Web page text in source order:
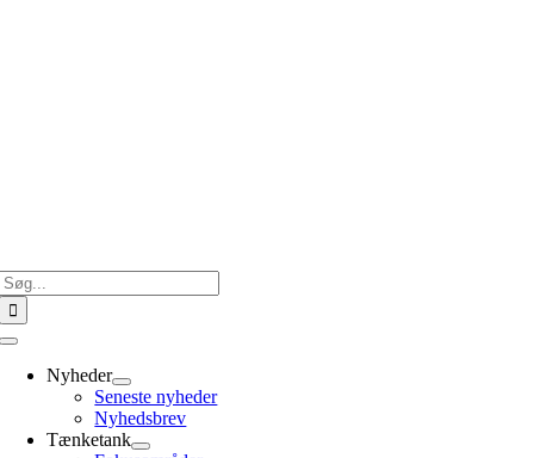
Toggle
NavigationNyheder
Seneste nyheder
Nyhedsbrev
Tænketank